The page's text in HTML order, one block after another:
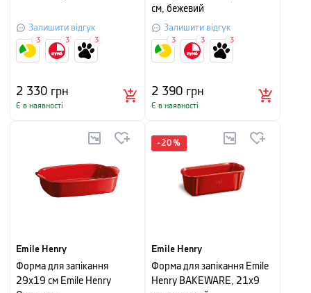
Залишити відгук
2 330 грн
Є в наявності
3 3 3
см, бежевий
Залишити відгук
2 390 грн
Є в наявності
3 3 3
Emile Henry
Форма для запікання
29x19 см Emile Henry
-20 %
Emile Henry
Форма для запікання Emile
Henry BAKEWARE, 21х9